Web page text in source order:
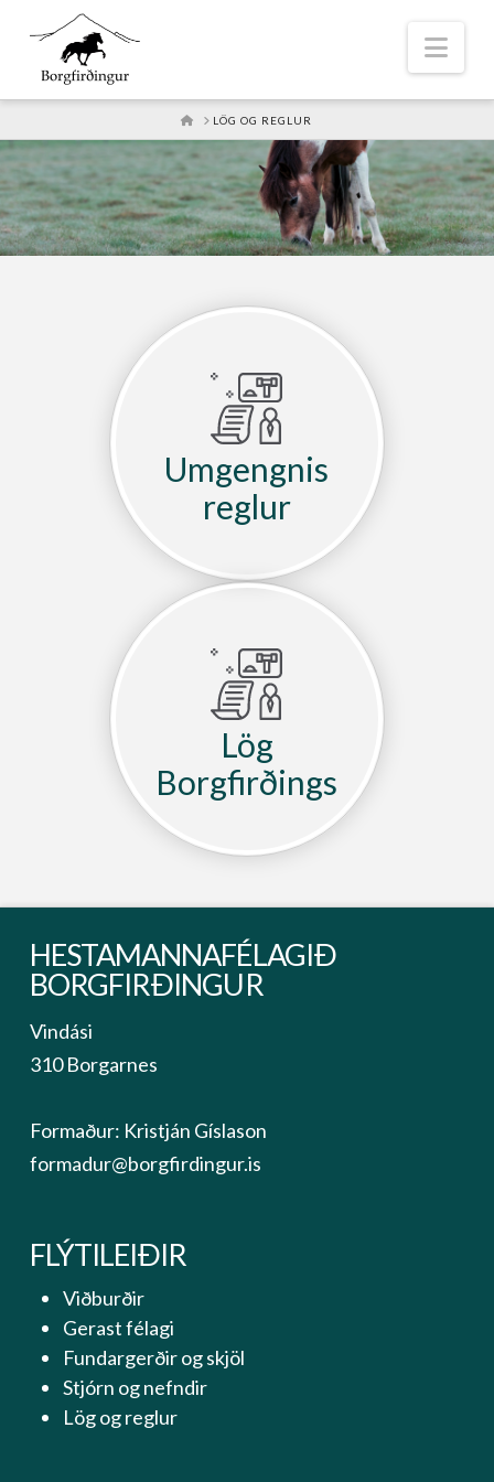
HOMELÖG OG REGLUR
Umgengnis
reglur
Lög
Borgfirðings
HESTAMANNAFÉLAGIÐ
BORGFIRÐINGUR
Vindási
310 Borgarnes
Formaður: Kristján Gíslason
formadur@borgfirdingur.is
FLÝTILEIÐIR
Viðburðir
Gerast félagi
Fundargerðir og skjöl
Stjórn og nefndir
Lög og reglur